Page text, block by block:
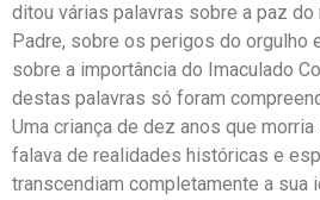
ditou várias palavras sobre a paz do
Padre, sobre os perigos do orgulho
sobre a importância do Imaculado
destas palavras só foram
Uma criança de dez anos que
falava de realidades históricas e
transcendiam completamente a sua